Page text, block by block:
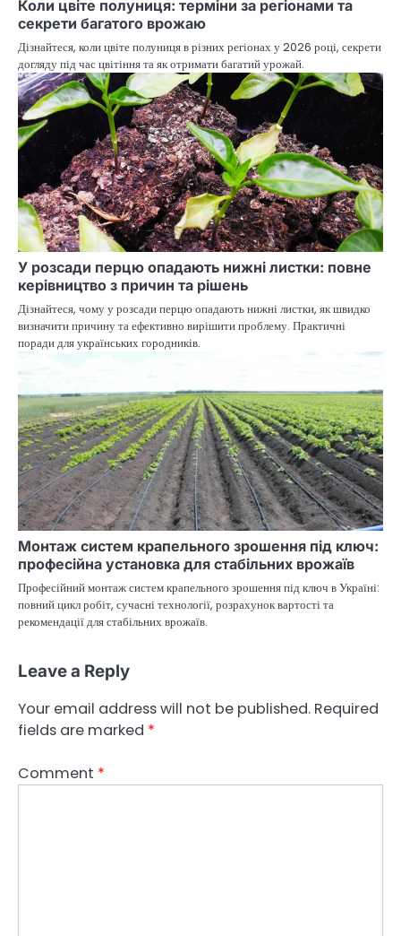
Коли цвіте полуниця: терміни за регіонами та
секрети багатого врожаю
Дізнайтеся, коли цвіте полуниця в різних регіонах у 2026 році, секрети
догляду під час цвітіння та як отримати багатий урожай.
У розсади перцю опадають нижні листки: повне
керівництво з причин та рішень
Дізнайтеся, чому у розсади перцю опадають нижні листки, як швидко
визначити причину та ефективно вирішити проблему. Практичні
поради для українських городників.
Монтаж систем крапельного зрошення під ключ:
професійна установка для стабільних врожаїв
Професійний монтаж систем крапельного зрошення під ключ в Україні:
повний цикл робіт, сучасні технології, розрахунок вартості та
рекомендації для стабільних врожаїв.
Leave a Reply
Your email address will not be published. Required
fields are marked *
Comment *